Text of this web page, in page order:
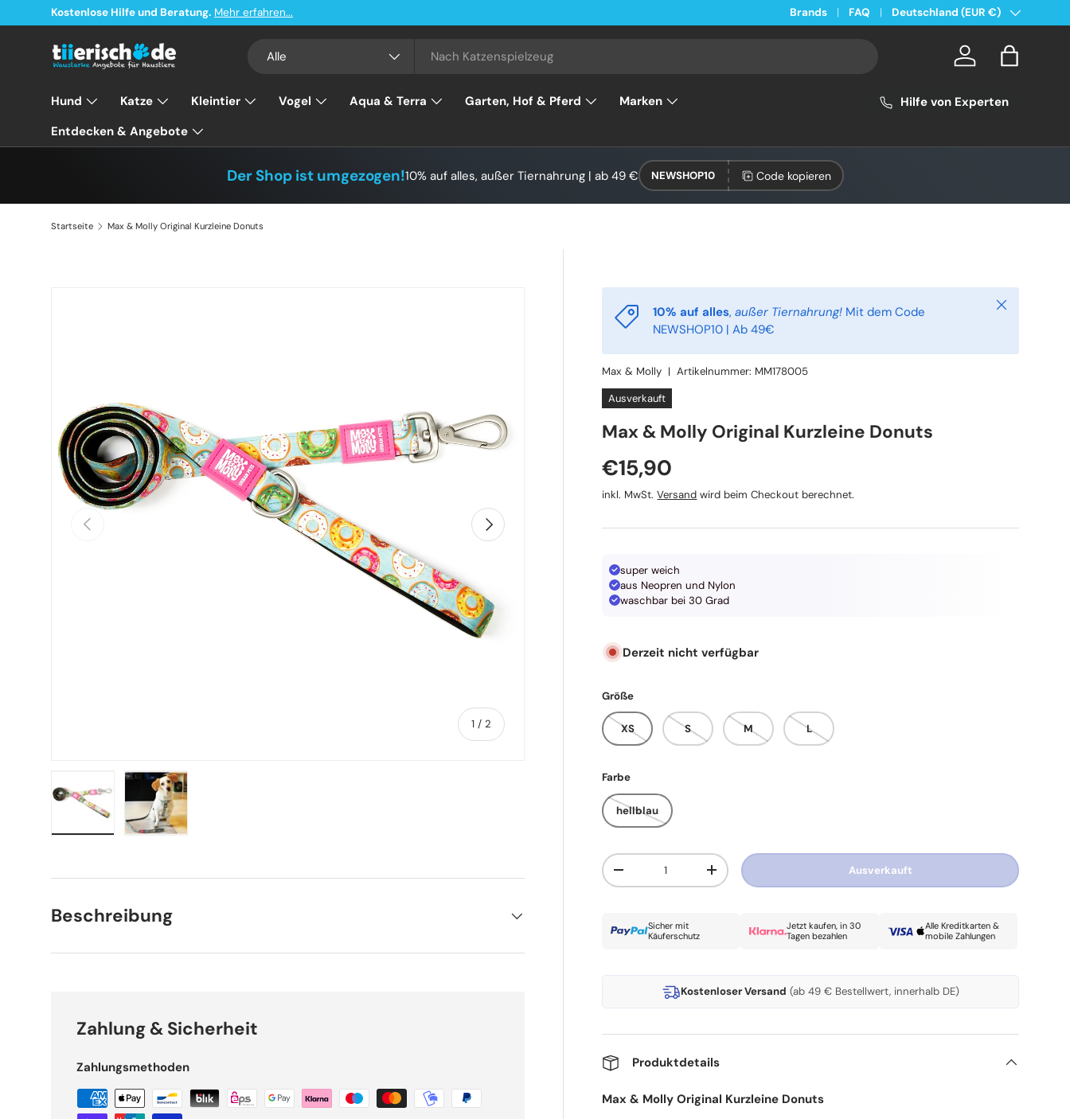
Direkt zum Inhalt
Kostenlose Hilfe und Beratung. Mehr erfahren... Kostenloser Versand ab 49€ in Deutschland
Brands FAQ Land/Region
Deutschland (EUR €)
Alle Konto
Hund Katze Kleintier Vogel Aqua & Terra Garten, Hof & Pferd
Marken
Entdecken & Angebote
Hilfe von Experten
Der Shop ist umgezogen!10% auf alles, außer Tiernahrung | ab 49 € NEWSHOP10 Code kopieren
Startseite Max & Molly Original Kurzleine Donuts
Vorherige
1 /von
2
Nächste
10% auf alles,außer Tiernahrung! Mit dem Code
NEWSHOP10 | Ab 49€
Schließen
Max & Molly |Artikelnummer: MM178005
Ausverkauft
Max & Molly Original Kurzleine Donuts
Normaler Preis
€15,90
inkl. MwSt.Versand wird beim Checkout berechnet.
super weich
aus Neopren und Nylon
waschbar bei 30 Grad
Derzeit nicht verfügbar
Größe
XS S M L
Farbe
hellblau
Anzahl
Menge verringern
Menge erhöhen Ausverkauft
Sicher mit
Käuferschutz
Jetzt kaufen, in 30
Tagen bezahlen
Alle Kreditkarten &
mobile Zahlungen
Kostenloser Versand (ab 49 € Bestellwert, innerhalb DE)
Produktdetails
Max & Molly Original Kurzleine Donuts
Beschreibung
Zahlung & Sicherheit
Zahlungsmethoden